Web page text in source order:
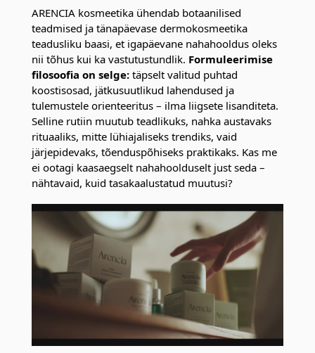
ARENCIA kosmeetika ühendab botaanilised
teadmised ja tänapäevase dermokosmeetika
teadusliku baasi, et igapäevane nahahooldus oleks
nii tõhus kui ka vastutustundlik. Formuleerimise
filosoofia on selge: täpselt valitud puhtad
koostisosad, jätkusuutlikud lahendused ja
tulemustele orienteeritus – ilma liigsete lisanditeta.
Selline rutiin muutub teadlikuks, nahka austavaks
rituaaliks, mitte lühiajaliseks trendiks, vaid
järjepidevaks, tõenduspõhiseks praktikaks. Kas me
ei ootagi kaasaegselt nahahoolduselt just seda –
nähtavaid, kuid tasakaalustatud muutusi?